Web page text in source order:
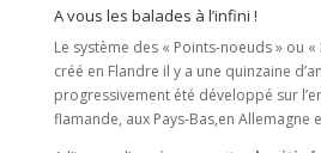
A vous les balades à l’infini !
Le système des « Points-noeuds » ou
créé en Flandre il y a une quinzaine
progressivement été développé sur
flamande, aux Pays-Bas,en Allemagne